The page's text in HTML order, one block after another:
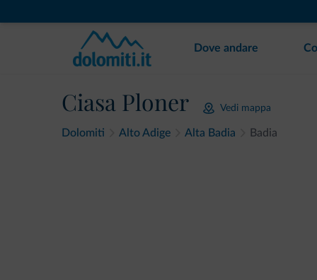
Dove andare
Ciasa Ploner Vedi mappa
Dolomiti Alto Adige Alta Badia Badia